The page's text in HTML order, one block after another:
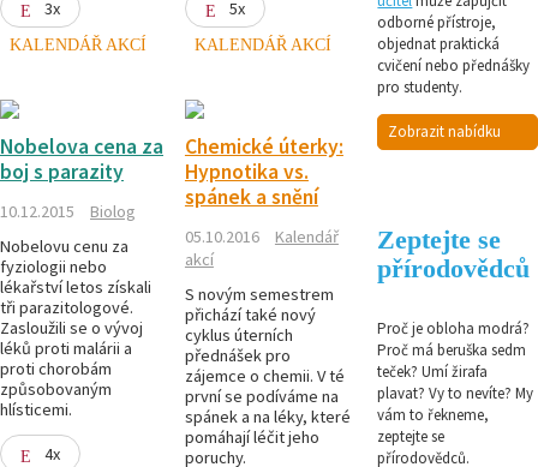
3x
KALENDÁŘ AKCÍ
5x
KALENDÁŘ AKCÍ
Nobelova cena za
boj s parazity
10.12.2015
Biolog
Nobelovu cenu za
fyziologii nebo
lékařství letos získali
tři parazitologové.
Zasloužili se o vývoj
léků proti malárii a
proti chorobám
způsobovaným
hlísticemi.
4x
Chemické úterky:
Hypnotika vs.
spánek a snění
05.10.2016
Kalendář
akcí
S novým semestrem
přichází také nový
cyklus úterních
přednášek pro
zájemce o chemii. V té
první se podíváme na
spánek a na léky, které
pomáhají léčit jeho
poruchy.
odborné přístroje,
objednat praktická
cvičení nebo přednášky
pro studenty.
Zobrazit nabídku
Zeptejte se
přírodovědců
Proč je obloha modrá?
Proč má beruška sedm
teček? Umí žirafa
plavat? Vy to nevíte? My
vám to řekneme,
zeptejte se
přírodovědců.